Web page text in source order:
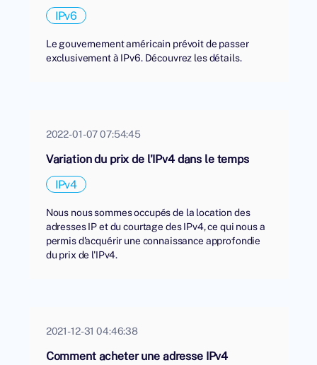
IPv6
Le gouvernement américain prévoit de passer
exclusivement à IPv6. Découvrez les détails.
2022-01-07 07:54:45
Variation du prix de l'IPv4 dans le temps
IPv4
Nous nous sommes occupés de la location des
adresses IP et du courtage des IPv4, ce qui nous a
permis d'acquérir une connaissance approfondie
du prix de l'IPv4.
2021-12-31 04:46:38
Comment acheter une adresse IPv4